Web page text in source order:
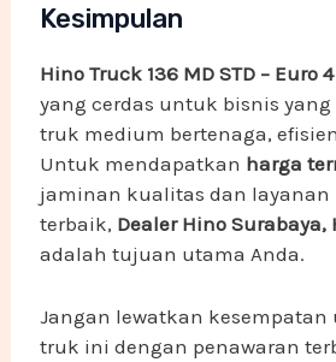
Kesimpulan
Hino Truck 136 MD STD – Euro 4
yang cerdas untuk bisnis
truk medium bertenaga,
Untuk mendapatkan harga
jaminan kualitas dan layanan
terbaik, Dealer Hino Surabaya,
adalah tujuan utama Anda.
Jangan lewatkan
truk ini dengan penawaran